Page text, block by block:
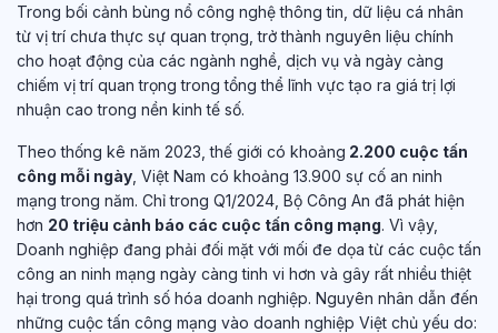
Trong bối cảnh bùng nổ công nghệ thông tin, dữ liệu cá nhân
từ vị trí chưa thực sự quan trọng, trở thành nguyên liệu chính
cho hoạt động của các ngành nghề, dịch vụ và ngày càng
chiếm vị trí quan trọng trong tổng thể lĩnh vực tạo ra giá trị lợi
nhuận cao trong nền kinh tế số.
Theo thống kê năm 2023, thế giới có khoảng 2.200 cuộc tấn
công mỗi ngày , Việt Nam có khoảng 13.900 sự cố an ninh
mạng trong năm. Chỉ trong Q1/2024, Bộ Công An đã phát hiện
hơn 20 triệu cảnh báo các cuộc tấn công mạng. Vì vậy,
Doanh nghiệp đang phải đối mặt với mối đe dọa từ các cuộc tấn
công an ninh mạng ngày càng tinh vi hơn và gây rất nhiều thiệt
hại trong quá trình số hóa doanh nghiệp. Nguyên nhân dẫn đến
những cuộc tấn công mạng vào doanh nghiệp Việt chủ yếu do: